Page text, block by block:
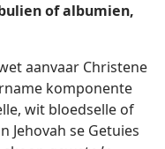
of albumien,
aanvaar Christene
komponente
wit bloedselle of
Jehovah se Getuies